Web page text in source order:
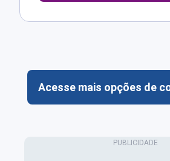
Acesse mais opções de